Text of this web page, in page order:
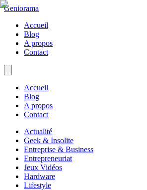
Geniorama
Accueil
Blog
A propos
Contact
Accueil
Blog
A propos
Contact
Actualité
Geek & Insolite
Entreprise & Business
Entrepreneuriat
Jeux Vidéos
Hardware
Lifestyle